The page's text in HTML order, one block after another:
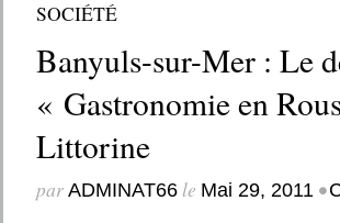
SOCIÉTÉ
Banyuls-sur-Mer : Le
« Gastronomie en
Littorine
par ADMINAT66le Mai 29, 2011 •